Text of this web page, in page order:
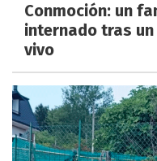
Conmoción: un
internado tras
vivo